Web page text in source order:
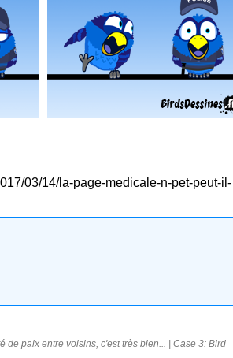
03/14/la-page-medicale-n-pet-peut-il-
de paix entre voisins, c'est très bien... | Case 3: Bird